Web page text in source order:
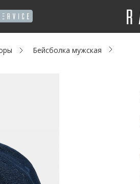
Бейсболка мужская